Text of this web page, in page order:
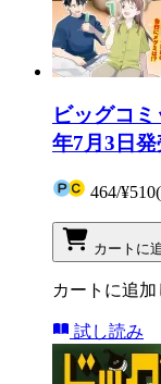
ビッグコ
年7月3日発
464/¥510
カートに
カートに追加
試し読み